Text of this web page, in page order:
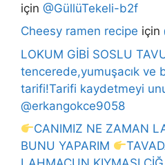
için @GüllüTekeli-b2f
Cheesy ramen recipe için
LOKUM GİBİ SOSLU
tencerede,yumuşacık ve
tarifi!Tarifi kaydetmeyi
@erkangokce9058
CANIMIZ NE ZAMAN
BUNU YAPARIM